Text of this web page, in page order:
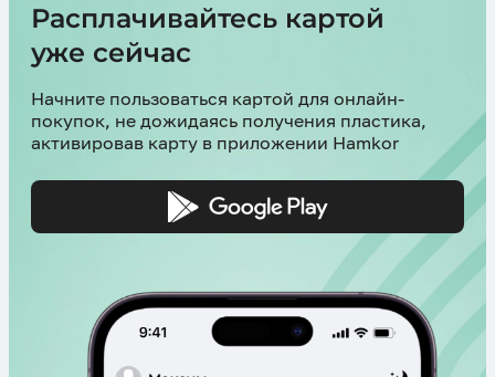
Расплачивайтесь картой
уже сейчас
Начните пользоваться картой для онлайн-
покупок, не дожидаясь получения пластика,
активировав карту в приложении Hamkor